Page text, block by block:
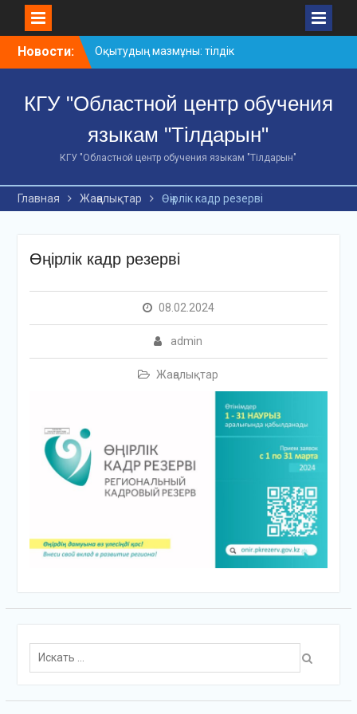
Новости:
Оқытудың мазмұны: тілдік
дағдылар және
стратегиялар
АХМЕТ БАЙТҰРСЫНҰЛЫ
АТЫНДАҒЫ «ҮЗДІК
ОҚЫТУШЫ-2026»
«Мемлекеттік тіл –
Тәуелсіздік символы»
КГУ "Областной центр обучения
языкам "Тілдарын"
КГУ "Областной центр обучения языкам "Тілдарын"
Главная Жаңалықтар Өңірлік кадр резерві
Өңірлік кадр резерві
08.02.2024
admin
Жаңалықтар
Поиск
для: